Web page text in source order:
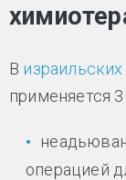
В
применяется
операцией